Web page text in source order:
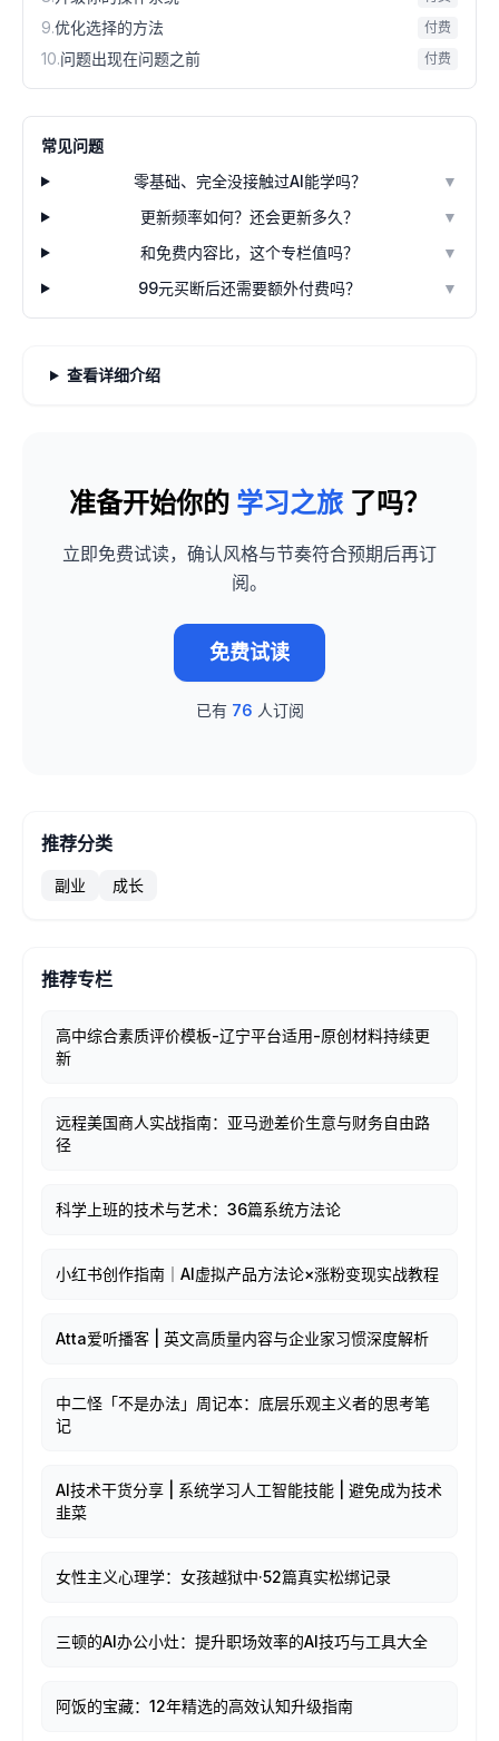
9.优化选择的方法 付费
10.问题出现在问题之前 付费
常见问题
零基础、完全没接触过AI能学吗？
▼
更新频率如何？还会更新多久？
▼
和免费内容比，这个专栏值吗？
▼
99元买断后还需要额外付费吗？
▼
查看详细介绍
准备开始你的 学习之旅 了吗？
立即免费试读，确认风格与节奏符合预期后再订
阅。
免费试读
已有 76 人订阅
推荐分类
副业 成长
推荐专栏
高中综合素质评价模板-辽宁平台适用-原创材料持续更
新
远程美国商人实战指南：亚马逊差价生意与财务自由路
径
科学上班的技术与艺术：36篇系统方法论
小红书创作指南｜AI虚拟产品方法论×涨粉变现实战教程
Atta爱听播客 | 英文高质量内容与企业家习惯深度解析
中二怪「不是办法」周记本：底层乐观主义者的思考笔
记
AI技术干货分享 | 系统学习人工智能技能 | 避免成为技术
韭菜
女性主义心理学：女孩越狱中·52篇真实松绑记录
三顿的AI办公小灶：提升职场效率的AI技巧与工具大全
阿饭的宝藏：12年精选的高效认知升级指南